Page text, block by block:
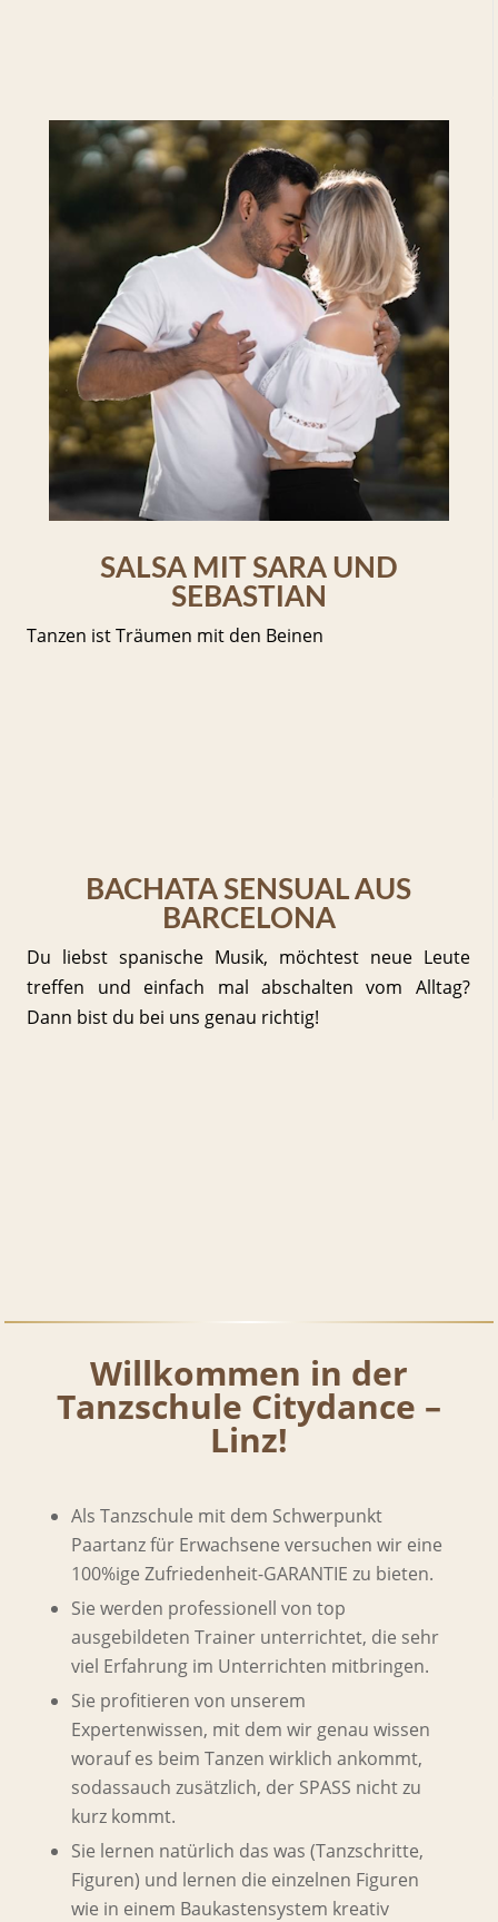
SALSA MIT SARA UND
SEBASTIAN
Tanzen ist Träumen mit den Beinen
BACHATA SENSUAL AUS
BARCELONA
Du liebst spanische Musik, möchtest neue Leute
treffen und einfach mal abschalten vom Alltag?
Dann bist du bei uns genau richtig!
Willkommen in der
Tanzschule Citydance –
Linz!
Als Tanzschule mit dem Schwerpunkt
Paartanz für Erwachsene versuchen wir eine
100%ige Zufriedenheit-GARANTIE zu bieten.
Sie werden professionell von top
ausgebildeten Trainer unterrichtet, die sehr
viel Erfahrung im Unterrichten mitbringen.
Sie profitieren von unserem
Expertenwissen, mit dem wir genau wissen
worauf es beim Tanzen wirklich ankommt,
sodassauch zusätzlich, der SPASS nicht zu
kurz kommt.
Sie lernen natürlich das was (Tanzschritte,
Figuren) und lernen die einzelnen Figuren
wie in einem Baukastensystem kreativ